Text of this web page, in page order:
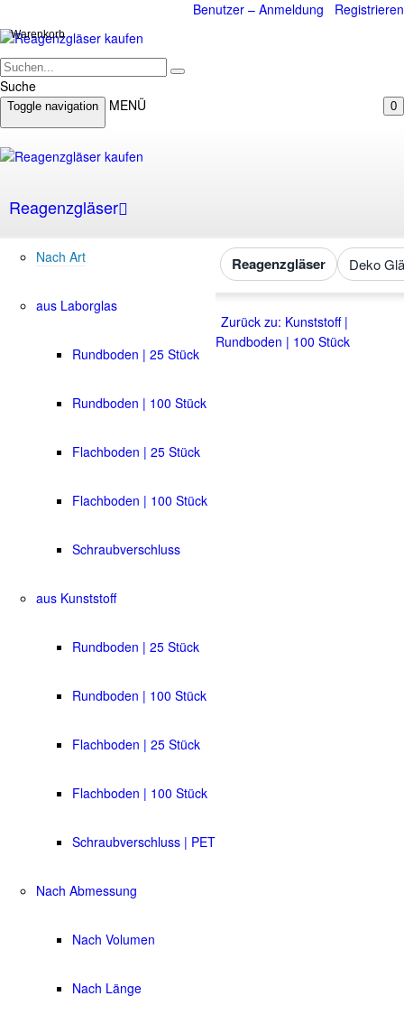
Benutzer – Anmeldung Registrieren
Suche
0
Warenkorb
Toggle navigation MENÜ
Reagenzgläser
Nach Art
aus Laborglas
Rundboden | 25 Stück
Rundboden | 100 Stück
Flachboden | 25 Stück
Flachboden | 100 Stück
Schraubverschluss
aus Kunststoff
Rundboden | 25 Stück
Rundboden | 100 Stück
Flachboden | 25 Stück
Flachboden | 100 Stück
Schraubverschluss | PET
Nach Abmessung
Nach Volumen
Nach Länge
Reagenzgläser Deko
Zurück zu: Kunststoff |
Rundboden | 100 Stück